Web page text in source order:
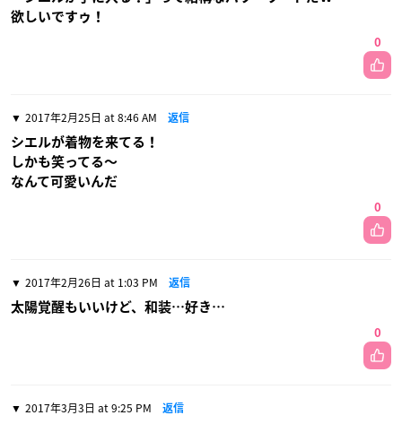
欲しいですゥ！
0
2017年2月25日 at 8:46 AM 返信
シエルが着物を来てる！
しかも笑ってる〜
なんて可愛いんだ
0
2017年2月26日 at 1:03 PM 返信
太陽覚醒もいいけど、和装…好き…
0
2017年3月3日 at 9:25 PM 返信